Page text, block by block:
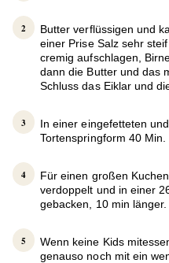
Butter verflüssigen und
einer Prise Salz sehr
cremig aufschlagen,
dann die Butter und das
Schluss das Eiklar und
In einer eingefetteten
Tortenspringform 40 Min.
Für einen großen
verdoppelt und in einer
gebacken, 10 min länger.
Wenn keine Kids
genauso noch mit ein